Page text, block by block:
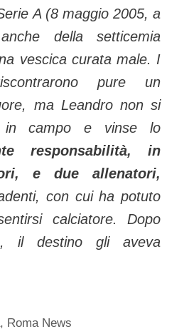
A (8 maggio 2005, a
della setticemia
vescica curata male. I
pure un
ma Leandro non si
in campo e vinse lo
responsabilità, in
e due allenatori,
con cui ha potuto
calciatore. Dopo
il destino gli aveva
, Roma News